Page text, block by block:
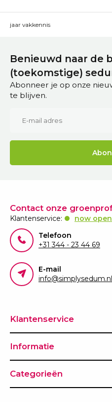
15 jaar vakkennis
Benieuwd naar de
(toekomstige)
Abonneer je op onze
te blijven.
Contact onze
Klantenservice:
now
Telefoon
+31 344 - 23 44 69
E-mail
info@simplysedum.nl
Klantenservice
Informatie
Categorieën